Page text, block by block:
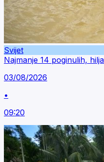
Svijet
Najmanje 14 poginulih,
03/08/2026
•
09:20